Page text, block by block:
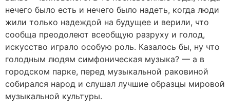
нечего было есть и нечего было надеть, когда люди
жили только надеждой на будущее и верили, что
сообща преодолеют всеобщую разруху и голод,
искусство играло особую роль. Казалось бы, ну что
голодным людям симфоническая музыка? — а в
городском парке, перед музыкальной раковиной
собирался народ и слушал лучшие образцы мировой
музыкальной культуры.